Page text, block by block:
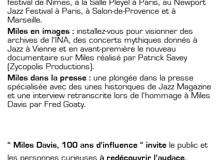
festival de Nîmes, à la Salle Pleyel à Paris, au Newport
Jazz Festival à Paris, à Salon-de-Provence et à
Marseille.
Miles en images : installez-vous pour visionner des
archives de l’INA, des concerts mythiques donnés à
Jazz à Vienne et en avant-première le nouveau
documentaire sur Miles réalisé par Patrick Savey
(Zycopolis Productions).
Miles dans la presse : une plongée dans la presse
spécialisée avec des unes historiques de Jazz Magazine
et une interview retranscrite lors de l’hommage à Miles
Davis par Fred Goaty.
“ Miles Davis, 100 ans d’influence “ invite le public et
les personnes curieuses à redécouvrir l’audace,